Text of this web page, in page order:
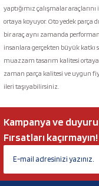
yaptığımız çalışmalar
ortaya koyuyor. Oto yedek parça
bir araç aynı zamanda
insanlara gerçekten büyük katkı
muazzam tasarım kalitesi
zaman parça kalitesi ve uygun
ileri taşıyabilirsiniz.
Kampanya ve
Fırsatları kaçırmayın!